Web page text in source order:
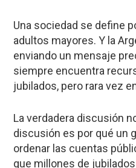
Una sociedad se define
adultos mayores. Y la
enviando un mensaje
siempre encuentra
jubilados, pero rara vez
La verdadera discusión
discusión es por qué un
ordenar las cuentas
que millones de